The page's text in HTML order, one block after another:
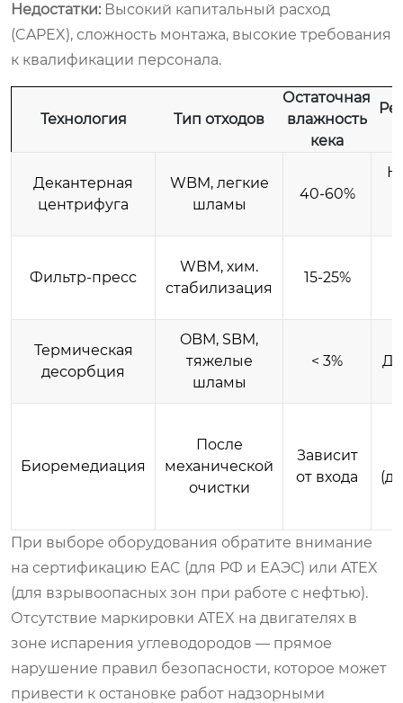
Недостатки: Высокий капитальный расход
(CAPEX), сложность монтажа, высокие требования
к квалификации персонала.
Технология Тип отходов
Остаточная
влажность
кекa
Декантерная
центрифуга
WBM, легкие
шламы
40-60%
Фильтр-пресс
WBM, хим.
стабилизация
15-25%
Термическая
десорбция
OBM, SBM,
тяжелые
шламы
< 3% Да
Биоремедиация
После
механической
очистки
Зависит
от входа
При выборе оборудования обратите внимание
на сертификацию EAC (для РФ и ЕАЭС) или ATEX
(для взрывоопасных зон при работе с нефтью).
Отсутствие маркировки ATEX на двигателях в
зоне испарения углеводородов — прямое
нарушение правил безопасности, которое может
привести к остановке работ надзорными